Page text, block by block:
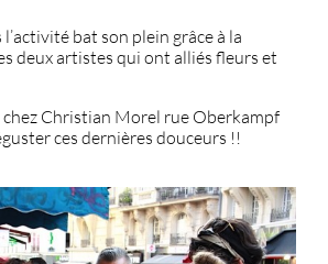
bat son plein grâce à la
deux artistes qui ont alliés fleurs et
chez Christian Morel rue Oberkampf
ces dernières douceurs !!